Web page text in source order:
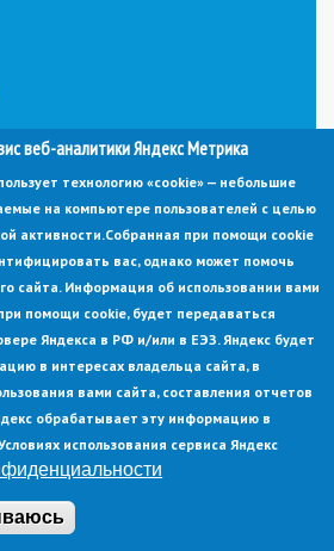
sends
e-
mail)
пр-кт. 30-летия Победы, д. 27, 442960
сайта ссылка на источник обязательна.
Ссылка на старый сайт
веб-аналитики Яндекс Метрика
технологию «cookie» — небольшие
на компьютере пользователей с целью
активности.Собранная при помощи cookie
вас, однако может помочь
сайта. Информация об использовании вами
помощи cookie, будет передаваться
Яндекса в РФ и/или в ЕЭЗ. Яндекс будет
в интересах владельца сайта, в
вами сайта, составления отчетов
обрабатывает эту информацию в
использования сервиса Яндекс